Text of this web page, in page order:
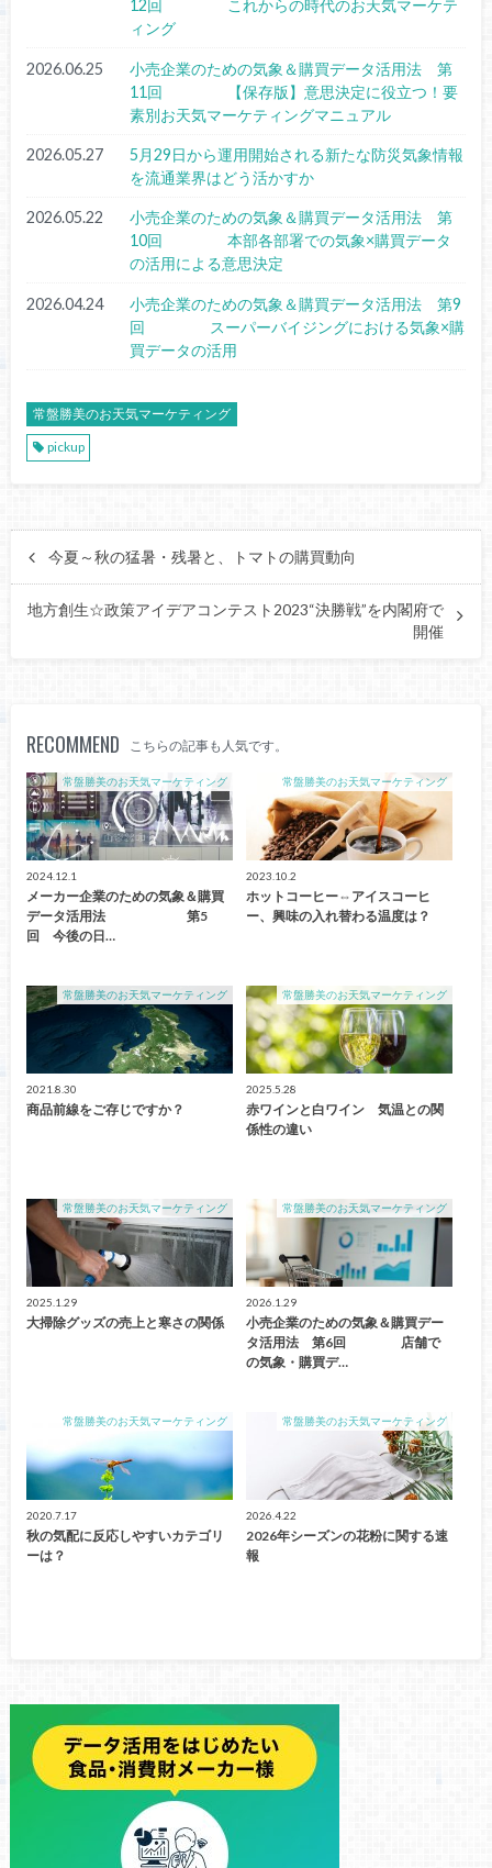
12回 これからの時代のお天気マーケテ
ィング
2026.06.25
小売企業のための気象＆購買データ活用法 第
11回 【保存版】意思決定に役立つ！要
素別お天気マーケティングマニュアル
2026.05.27
5月29日から運用開始される新たな防災気象情報
を流通業界はどう活かすか
2026.05.22
小売企業のための気象＆購買データ活用法 第
10回 本部各部署での気象×購買データ
の活用による意思決定
2026.04.24
小売企業のための気象＆購買データ活用法 第9
回 スーパーバイジングにおける気象×購
買データの活用
常盤勝美のお天気マーケティング
pickup
今夏～秋の猛暑・残暑と、トマトの購買動向
地方創生☆政策アイデアコンテスト2023“決勝戦”を内閣府で
開催
RECOMMEND こちらの記事も人気です。
常盤勝美のお天気マーケティング
2024.12.1
メーカー企業のための気象＆購買
データ活用法 第5
回 今後の日…
常盤勝美のお天気マーケティング
2023.10.2
ホットコーヒー⇔アイスコーヒ
ー、興味の入れ替わる温度は？
常盤勝美のお天気マーケティング
2021.8.30
商品前線をご存じですか？
常盤勝美のお天気マーケティング
2025.5.28
赤ワインと白ワイン 気温との関
係性の違い
常盤勝美のお天気マーケティング
2025.1.29
大掃除グッズの売上と寒さの関係
常盤勝美のお天気マーケティング
2026.1.29
小売企業のための気象＆購買デー
タ活用法 第6回 店舗で
の気象・購買デ…
常盤勝美のお天気マーケティング
2020.7.17
秋の気配に反応しやすいカテゴリ
ーは？
常盤勝美のお天気マーケティング
2026.4.22
2026年シーズンの花粉に関する速
報